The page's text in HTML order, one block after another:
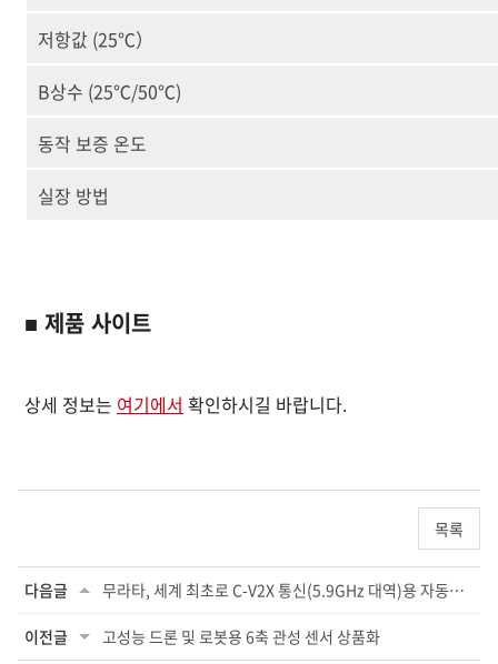
저항값 (25℃）
B상수 (25℃/50℃)
동작 보증 온도
실장 방법
■ 제품 사이트
상세 정보는 여기에서 확인하시길 바랍니다.
목록
다음글 무라타, 세계 최초로 C-V2X 통신(5.9GHz 대역)용 자동차 노이즈 개선 페라이트 비드 ...
이전글 고성능 드론 및 로봇용 6축 관성 센서 상품화